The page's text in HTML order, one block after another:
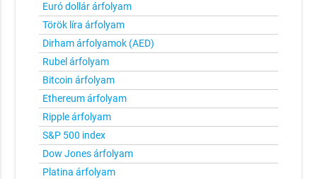
Euró dollár árfolyam
Török líra árfolyam
Dirham árfolyamok (AED)
Rubel árfolyam
Bitcoin árfolyam
Ethereum árfolyam
Ripple árfolyam
S&P 500 index
Dow Jones árfolyam
Platina árfolyam